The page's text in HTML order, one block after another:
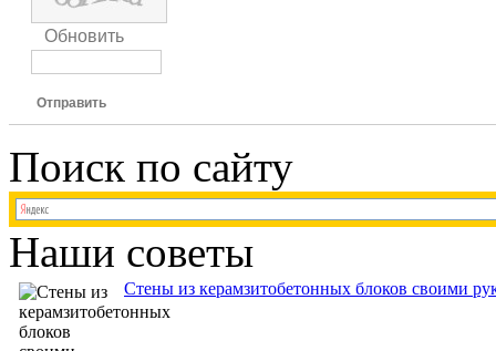
Обновить
Отправить
Поиск по сайту
Наши советы
Стены из керамзитобетонных блоков своими